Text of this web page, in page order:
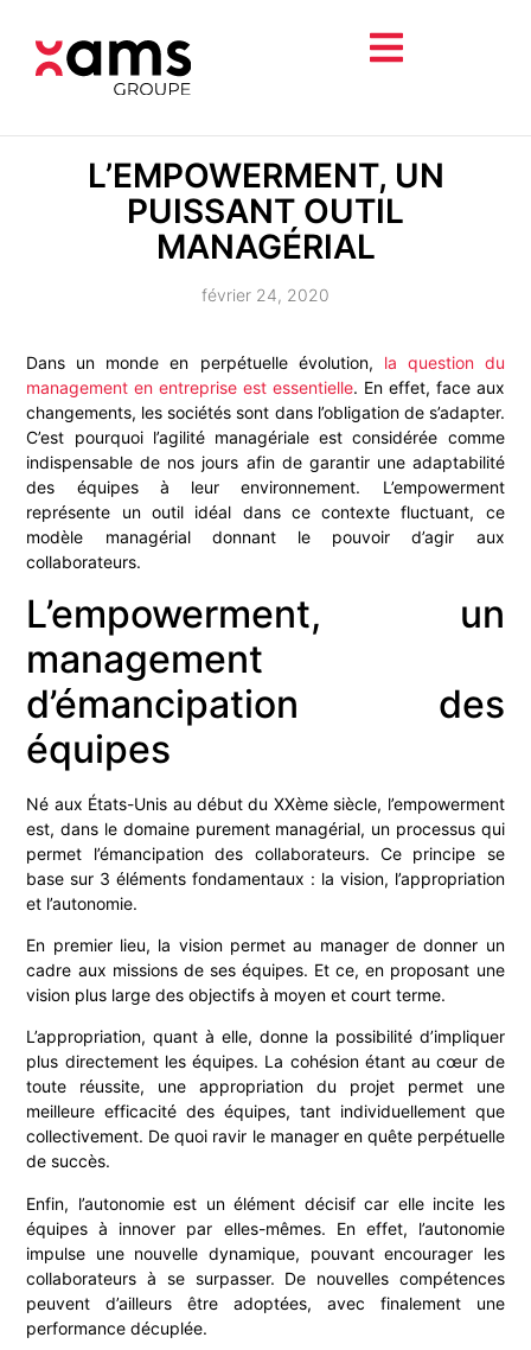
L’EMPOWERMENT, UN
PUISSANT OUTIL
MANAGÉRIAL
février 24, 2020
Dans un monde en perpétuelle évolution, la question du
management en entreprise est essentielle. En effet, face aux
changements, les sociétés sont dans l’obligation de s’adapter.
C’est pourquoi l’agilité managériale est considérée comme
indispensable de nos jours afin de garantir une adaptabilité
des équipes à leur environnement. L’empowerment
représente un outil idéal dans ce contexte fluctuant, ce
modèle managérial donnant le pouvoir d’agir aux
collaborateurs.
L’empowerment, un
management
d’émancipation des
équipes
Né aux États-Unis au début du XXème siècle, l’empowerment
est, dans le domaine purement managérial, un processus qui
permet l’émancipation des collaborateurs. Ce principe se
base sur 3 éléments fondamentaux : la vision, l’appropriation
et l’autonomie.
En premier lieu, la vision permet au manager de donner un
cadre aux missions de ses équipes. Et ce, en proposant une
vision plus large des objectifs à moyen et court terme.
L’appropriation, quant à elle, donne la possibilité d’impliquer
plus directement les équipes. La cohésion étant au cœur de
toute réussite, une appropriation du projet permet une
meilleure efficacité des équipes, tant individuellement que
collectivement. De quoi ravir le manager en quête perpétuelle
de succès.
Enfin, l’autonomie est un élément décisif car elle incite les
équipes à innover par elles-mêmes. En effet, l’autonomie
impulse une nouvelle dynamique, pouvant encourager les
collaborateurs à se surpasser. De nouvelles compétences
peuvent d’ailleurs être adoptées, avec finalement une
performance décuplée.